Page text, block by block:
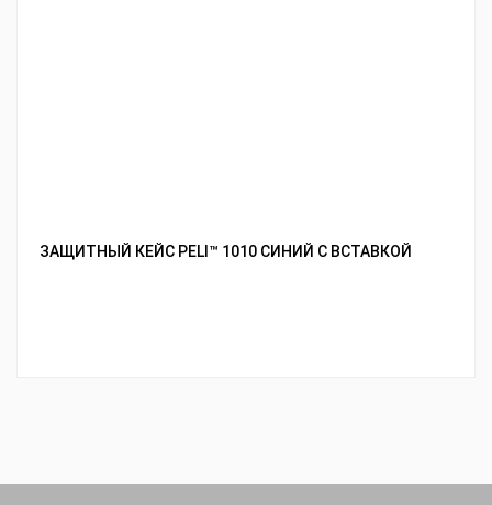
ЗАЩИТНЫЙ КЕЙС PELI™ 1010 СИНИЙ С ВСТАВКОЙ